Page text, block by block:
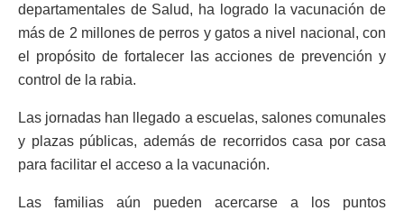
departamentales de Salud, ha logrado la vacunación de
más de 2 millones de perros y gatos a nivel nacional, con
el propósito de fortalecer las acciones de prevención y
control de la rabia.
Las jornadas han llegado a escuelas, salones comunales
y plazas públicas, además de recorridos casa por casa
para facilitar el acceso a la vacunación.
Las familias aún pueden acercarse a los puntos